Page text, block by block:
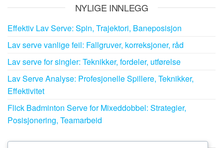
NYLIGE INNLEGG
Effektiv Lav Serve: Spin, Trajektori, Baneposisjon
Lav serve vanlige feil: Fallgruver, korreksjoner, råd
Lav serve for singler: Teknikker, fordeler, utførelse
Lav Serve Analyse: Profesjonelle Spillere, Teknikker,
Effektivitet
Flick Badminton Serve for Mixeddobbel: Strategier,
Posisjonering, Teamarbeid